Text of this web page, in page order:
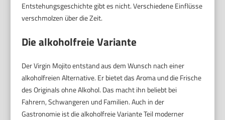
Entstehungsgeschichte gibt es nicht. Verschiedene Einflüsse
verschmolzen über die Zeit.
Die alkoholfreie Variante
Der Virgin Mojito entstand aus dem Wunsch nach einer
alkoholfreien Alternative. Er bietet das Aroma und die Frische
des Originals ohne Alkohol. Das macht ihn beliebt bei
Fahrern, Schwangeren und Familien. Auch in der
Gastronomie ist die alkoholfreie Variante Teil moderner